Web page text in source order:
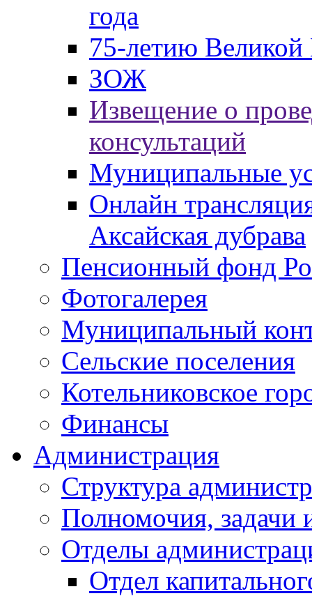
года
75-летию
ЗОЖ
Извещение о
консультаций
Муниципальные
Онлайн
Аксайская дубрава
Пенсионный фонд
Фотогалерея
Муниципальный
Сельские поселения
Котельниковское
Финансы
Администрация
Структура
Полномочия, задачи
Отделы
Отдел